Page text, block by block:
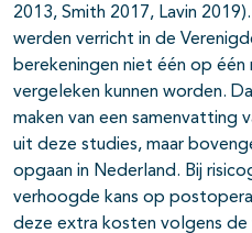
2013, Smith 2017, Lavin
werden verricht in de
berekeningen niet één op
vergeleken kunnen worden.
maken van een samenvatting
uit deze studies, maar
opgaan in Nederland. Bij
verhoogde kans op
deze extra kosten volgens